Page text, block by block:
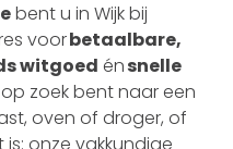
bent u in Wijk bij
voorbetaalbare,
witgoed énsnelle
zoek bent naar een
oven of droger, of